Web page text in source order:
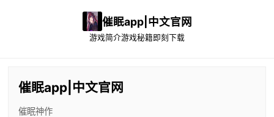
催眠app|中文官网
游戏简介游戏秘籍 即刻下载
催眠app|中文官网
催眠神作